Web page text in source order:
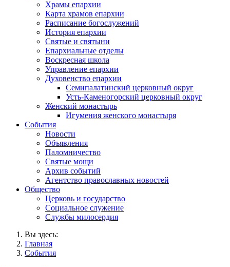
Храмы епархии
Карта храмов епархии
Расписание богослужений
История епархии
Святые и святыни
Епархиальные отделы
Воскресная школа
Управление епархии
Духовенство епархии
Семипалатинский церковный округ
Усть-Каменогорский церковный округ
Женский монастырь
Игумения женского монастыря
События
Новости
Объявления
Паломничество
Святые мощи
Архив событий
Агентство православных новостей
Общество
Церковь и государство
Социальное служение
Службы милосердия
Вы здесь:
Главная
События